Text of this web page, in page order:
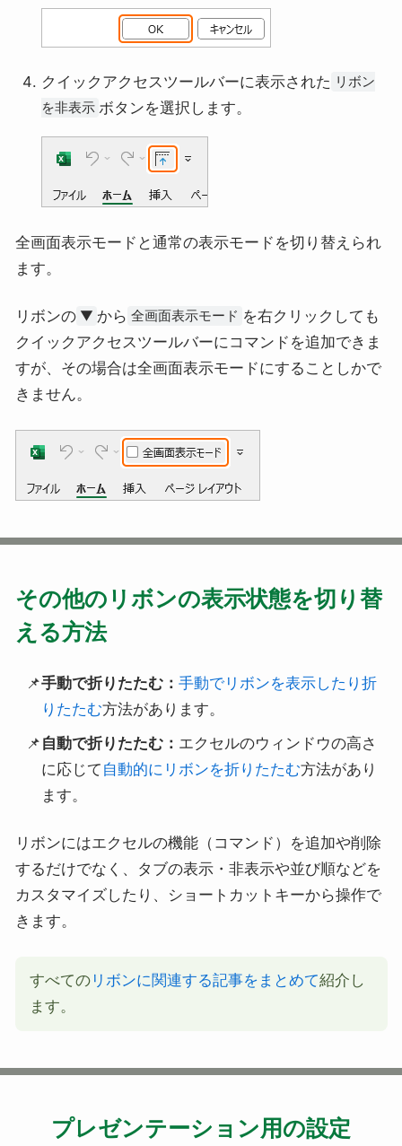
クイックアクセスツールバーに表示された リボン
を非表示 ボタンを選択します。
全画面表示モードと通常の表示モードを切り替えられ
ます。
リボンの ▼ から 全画面表示モード を右クリックしても
クイックアクセスツールバーにコマンドを追加できま
すが、その場合は全画面表示モードにすることしかで
きません。
その他のリボンの表示状態を切り替
える方法
手動で折りたたむ：手動でリボンを表示したり折
りたたむ方法があります。
自動で折りたたむ： エクセルのウィンドウの高さ
に応じて 自動的にリボンを折りたたむ方法があり
ます。
リボンにはエクセルの機能（コマンド）を追加や削除
するだけでなく、タブの表示・非表示や並び順などを
カスタマイズしたり、ショートカットキーから操作で
きます。
すべての リボンに関連する記事をまとめて紹介し
ます。
プレゼンテーション用の設定